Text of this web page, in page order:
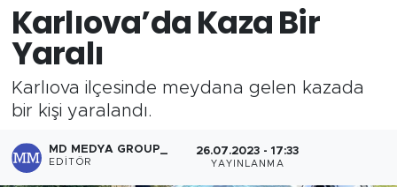
Karlıova’da Kaza Bir
Yaralı
Karlıova ilçesinde meydana gelen kazada
bir kişi yaralandı.
MD MEDYA GROUP_
EDITÖR
26.07.2023 - 17:33
YAYINLANMA
Solhan
Karlıova
Adaklı-Kiğı
Yayladere-Yedisu
Merkez Trafik Yoğunluk Haritası
Süper Lig Puan Durumu ve Fikstür
Tüm Manşetler
Son Dakika Haberleri